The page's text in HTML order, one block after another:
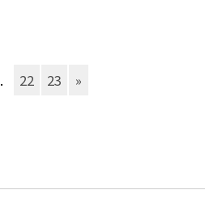
22 23 »